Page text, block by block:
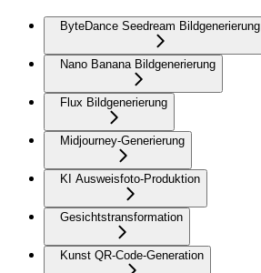
ByteDance Seedream Bildgenerierung
Nano Banana Bildgenerierung
Flux Bildgenerierung
Midjourney-Generierung
KI Ausweisfoto-Produktion
Gesichtstransformation
Kunst QR-Code-Generation